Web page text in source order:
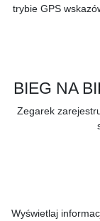
trybie GPS
BIEG NA
Zegarek
Wyświetlaj